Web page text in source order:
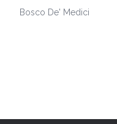
Bosco De' Medici